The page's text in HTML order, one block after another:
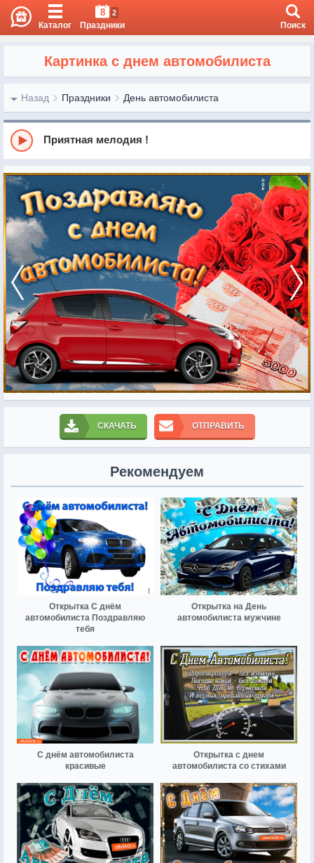
Каталог
8 2
Праздники Поиск
Картинка с днем автомобилиста
Назад Праздники День автомобилиста
Приятная мелодия !
СКАЧАТЬ ОТПРАВИТЬ
Рекомендуем
Открытка С днём
автомобилиста Поздравляю
тебя
Открытка на День
автомобилиста мужчине
С днём автомобилиста
красивые
Открытка с днем
автомобилиста со стихами